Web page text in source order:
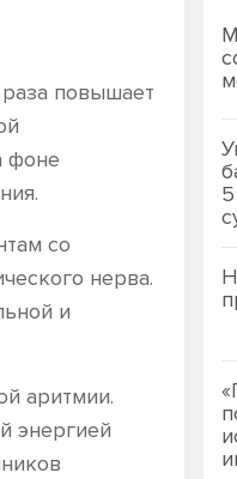
повышает
фоне
со
нерва.
и
аритмии.
энергией